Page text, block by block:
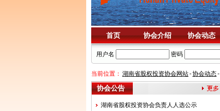
首页 协会介绍 协会动态
用户名 密码
当前位置： 湖南省股权投资协会网站-协会动态-
协会公告
湖南省股权投资协会负责人人选公示